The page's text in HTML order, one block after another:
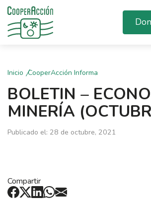
Inicio CooperAcción Informa
BOLETIN –
MINERÍA
Publicado el: 28 de octubre, 2021
Compartir